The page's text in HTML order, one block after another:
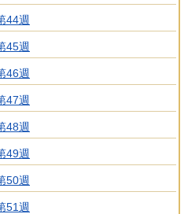
44週
45週
46週
47週
48週
49週
50週
51週